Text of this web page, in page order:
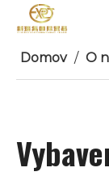
Domov / O